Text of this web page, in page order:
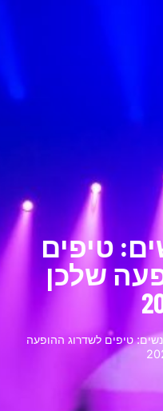
טיפים
שלכן
טיפים לשדרוג ההופעה